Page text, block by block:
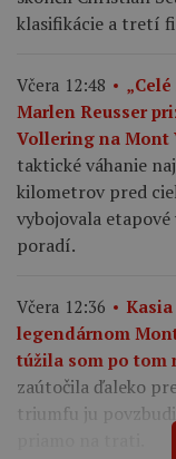
klasifikácie a tretí
Včera 12:48
Marlen Reusser
Vollering na Mont
taktické váhanie
kilometrov pred
vybojovala
poradí.
Včera 12:36
legendárnom
túžila som po tom
zaútočila ďaleko
triumfu ju